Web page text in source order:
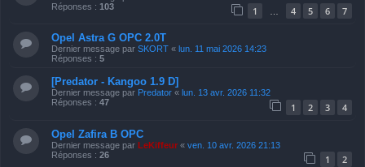
Réponses : 103 1 4 5 6 7
Opel Astra G OPC 2.0T
Dernier message par SKORT « lun. 11 mai 2026 14:23
Réponses : 5
[Predator - Kangoo 1.9 D]
Dernier message par Predator « lun. 13 avr. 2026 11:32
Réponses : 47 1 2 3 4
Opel Zafira B OPC
Dernier message par LeKiffeur « ven. 10 avr. 2026 21:13
Réponses : 26 1 2